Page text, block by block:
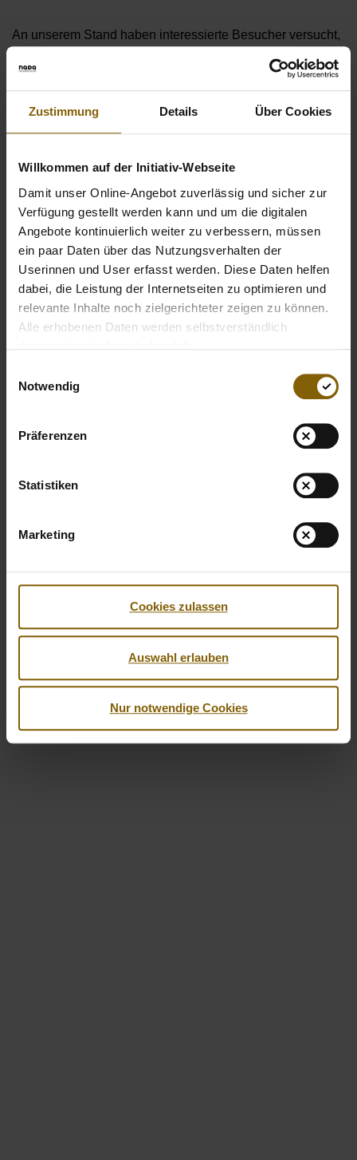
Zustimmung Details Über Cookies
Willkommen auf der Initiativ-Webseite
Damit unser Online-Angebot zuverlässig und sicher zur
Verfügung gestellt werden kann und um die digitalen
Angebote kontinuierlich weiter zu verbessern, müssen
ein paar Daten über das Nutzungsverhalten der
Userinnen und User erfasst werden. Diese Daten helfen
dabei, die Leistung der Internetseiten zu optimieren und
relevante Inhalte noch zielgerichteter zeigen zu können.
Alle erhobenen Daten werden selbstverständlich
Notwendig
Präferenzen
Statistiken
Marketing
Cookies zulassen
Auswahl erlauben
Nur notwendige Cookies
An unserem Stand haben interessierte Besucher versucht,
knacken – Luca alias “Hosenkurt” hat mit um die 3.643 m
die weiteste Strecke zurückgelegt – oder machten bei der
Challenge für sauberen E-Sport mit. Die Challenge
gewannChris “CitriX” Wolochow
meisten Likes sammeln.
Facebook
TwitterInstagramYoutubeLinkedIn
© 2026 by Nationale Anti Doping Agentur